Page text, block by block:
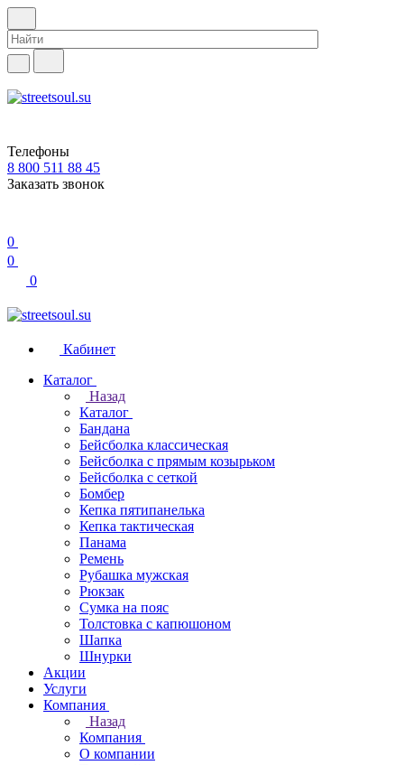
Телефоны
8 800 511 88 45
Заказать звонок
0
0
0
Кабинет
Каталог
Назад
Каталог
Бандана
Бейсболка классическая
Бейсболка с прямым козырьком
Бейсболка с сеткой
Бомбер
Кепка пятипанелька
Кепка тактическая
Панама
Ремень
Рубашка мужская
Рюкзак
Сумка на пояс
Толстовка с капюшоном
Шапка
Шнурки
Акции
Услуги
Компания
Назад
Компания
О компании